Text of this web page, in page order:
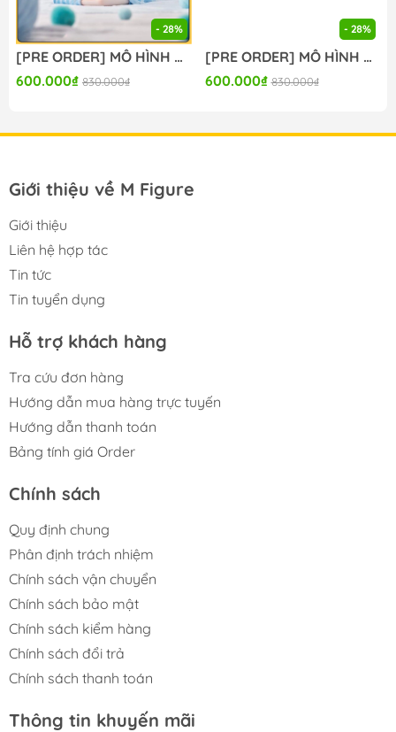
#gameprize #scalefigure
---
- 28%
[PRE ORDER] MÔ HÌNH BanG Dream! - BanG Dream! Ave Mujica - Togawa Sakiko - Yumemirize - ～Pajama Party!～ (Sega Fave) FIGURE CHÍNH HÃNG
600.000₫ 830.000₫
- 28%
[PRE ORDER] MÔ HÌNH BanG Dream! - BanG Dream! Ave Mujica - Wakaba Mutsumi - Yumemirize - ～Pajama Party!～ (Sega Fave) FIGURE CHÍNH HÃNG
600.000₫ 830.000₫
Giới thiệu về M Figure
Giới thiệu
Liên hệ hợp tác
Tin tức
Tin tuyển dụng
Hỗ trợ khách hàng
Tra cứu đơn hàng
Hướng dẫn mua hàng trực tuyến
Hướng dẫn thanh toán
Bảng tính giá Order
Chính sách
Quy định chung
Phân định trách nhiệm
Chính sách vận chuyển
Chính sách bảo mật
Chính sách kiểm hàng
Chính sách đổi trả
Chính sách thanh toán
Thông tin khuyến mãi